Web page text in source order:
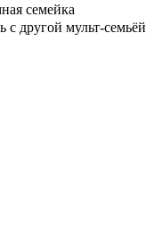
семейка
другой мульт-семьёй